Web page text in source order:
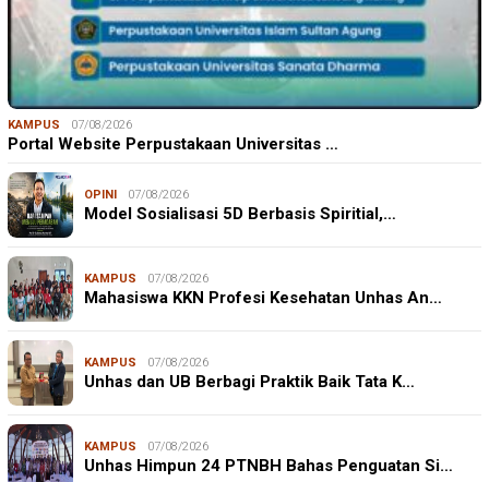
KAMPUS 07/08/2026
Portal Website Perpustakaan Universitas …
OPINI 07/08/2026
Model Sosialisasi 5D Berbasis Spiritial,…
KAMPUS 07/08/2026
Mahasiswa KKN Profesi Kesehatan Unhas An…
KAMPUS 07/08/2026
Unhas dan UB Berbagi Praktik Baik Tata K…
KAMPUS 07/08/2026
Unhas Himpun 24 PTNBH Bahas Penguatan Si…